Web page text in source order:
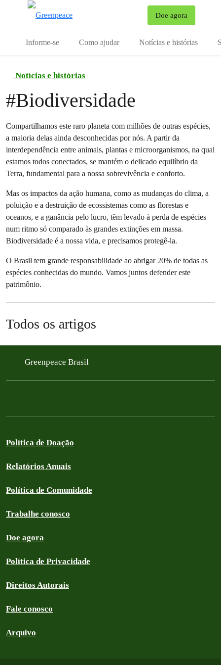
Doe agora
Informe-se Como ajudar Notícias e histórias
Notícias e histórias
#Biodiversidade
Compartilhamos este raro planeta com milhões de outras espécies,
a maioria delas ainda desconhecidas por nós. A partir da
interdependência entre animais, plantas e microorganismos, na qual
estamos todos conectados, se mantém o delicado equilíbrio da
Terra, fundamental para a nossa sobrevivência e conforto.
Mas os impactos da ação humana, como as mudanças do clima, a
poluição e a destruição de ecossistemas como as florestas e
oceanos, e a ganância pelo lucro, têm levado à perda de espécies
num ritmo só comparado às grandes extinções em massa.
Biodiversidade é a nossa vida, e precisamos protegê-la.
O Brasil tem grande responsabilidade ao abrigar 20% de todas as
espécies conhecidas do mundo. Vamos juntos defender este
patrimônio.
Todos os artigos
Greenpeace Brasil
Política de Doação
Relatórios Anuais
Política de Comunidade
Trabalhe conosco
Doe agora
Política de Privacidade
Direitos Autorais
Fale conosco
Arquivo